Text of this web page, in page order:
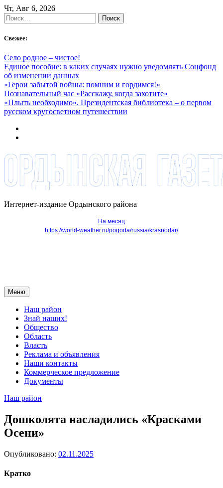
Skip
to
content
Чт, Авг 6, 2026
Найти:
Свежее:
Село родное – чистое!
Единое пособие: в каких случаях нужно уведомлять Соцфонд
об изменении данных
«Герои забытой войны: помним и гордимся!»
Познавательный час «Расскажу, когда захотите»
«Плыть необходимо». Президентская библиотека – о первом
русском кругосветном путешествии
Интернет-издание Ордынского района
На месяц
https://world-weather.ru/pogoda/russia/krasnodar/
Меню
Наш район
Знай наших!
Общество
Область
Власть
Реклама и объявления
Наши контакты
Коммерческое предложение
Документы
Наш район
Дошколята насладились «Красками
Осени»
Опубликовано: 02.11.2025
Кратко